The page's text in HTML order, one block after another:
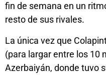
fin de semana en un
resto de sus rivales.
La única vez que
(para largar entre los 10
Azerbaiyán, donde tuvo